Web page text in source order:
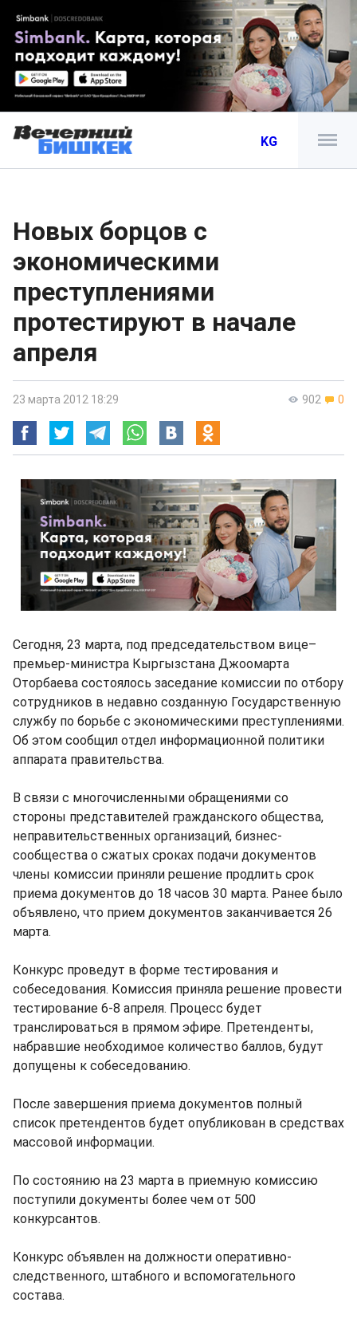
KG
Новых борцов с
экономическими
преступлениями
протестируют в начале
апреля
902 0
23 марта 2012 18:29
Сегодня, 23 марта, под председательством вице–
премьер-министра Кыргызстана Джоомарта
Оторбаева состоялось заседание комиссии по отбору
сотрудников в недавно созданную Государственную
службу по борьбе с экономическими преступлениями.
Об этом сообщил отдел информационной политики
аппарата правительства.
В связи с многочисленными обращениями со
стороны представителей гражданского общества,
неправительственных организаций, бизнес-
сообщества о сжатых сроках подачи документов
члены комиссии приняли решение продлить срок
приема документов до 18 часов 30 марта. Ранее было
объявлено, что прием документов заканчивается 26
марта.
Конкурс проведут в форме тестирования и
собеседования. Комиссия приняла решение провести
тестирование 6-8 апреля. Процесс будет
транслироваться в прямом эфире. Претенденты,
набравшие необходимое количество баллов, будут
допущены к собеседованию.
После завершения приема документов полный
список претендентов будет опубликован в средствах
массовой информации.
По состоянию на 23 марта в приемную комиссию
поступили документы более чем от 500
конкурсантов.
Конкурс объявлен на должности оперативно-
следственного, штабного и вспомогательного
состава.